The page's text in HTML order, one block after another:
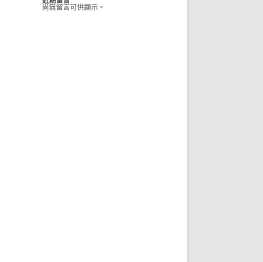
尚無留言可供顯示。